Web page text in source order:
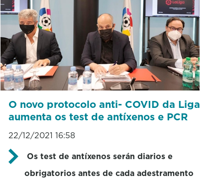
O novo protocolo anti- COVID da Liga
aumenta os test de antíxenos e PCR
22/12/2021 16:58
Os test de antíxenos serán diarios e
obrigatorios antes de cada adestramento